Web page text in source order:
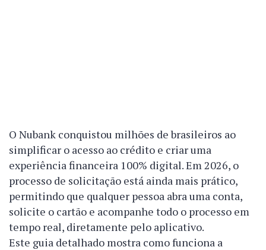
O Nubank conquistou milhões de brasileiros ao
simplificar o acesso ao crédito e criar uma
experiência financeira 100% digital. Em 2026, o
processo de solicitação está ainda mais prático,
permitindo que qualquer pessoa abra uma conta,
solicite o cartão e acompanhe todo o processo em
tempo real, diretamente pelo aplicativo.
Este guia detalhado mostra como funciona a